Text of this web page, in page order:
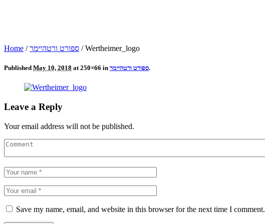
Home /ספורט ורטהיימר /Wertheimer_logo
Published May 10, 2018 at 250×66 in ספורט ורטהיימר.
Leave a Reply
Your email address will not be published.
Save my name, email, and website in this browser for the next time I comment.